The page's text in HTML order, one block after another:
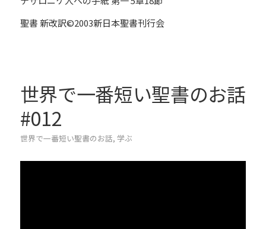
聖書 新改訳©2003新日本聖書刊行会
世界で一番短い聖書のお話
#012
世界で一番短い聖書のお話, 学ぶ